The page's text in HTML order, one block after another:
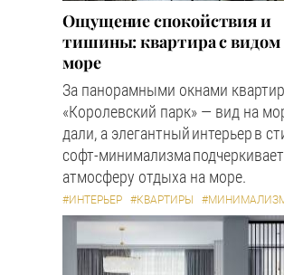
Ощущение спокойствия и
тишины: квартира с видом
море
За панорамными окнами
«Королевский парк» — вид на
дали, а элегантный интерьер в
софт-минимализма подчеркивает
атмосферу отдыха на море.
#ИНТЕРЬЕР #КВАРТИРЫ